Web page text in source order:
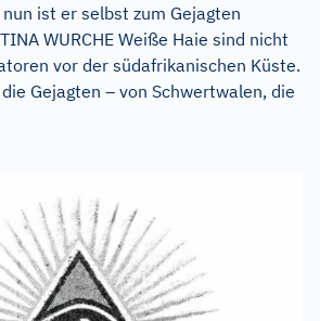
ist er selbst zum Gejagten
WURCHE Weiße Haie sind nicht
vor der südafrikanischen Küste.
Gejagten – von Schwertwalen, die